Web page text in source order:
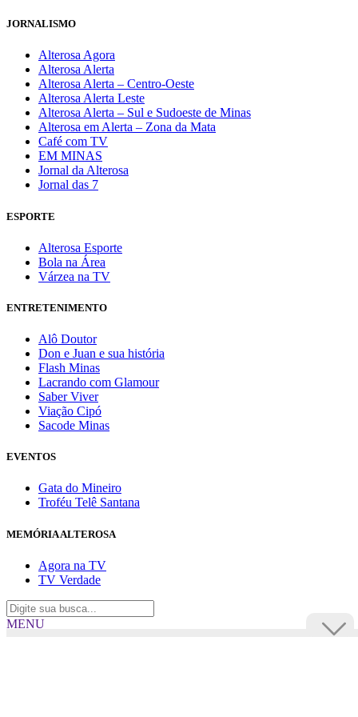
JORNALISMO
Alterosa Agora
Alterosa Alerta
Alterosa Alerta – Centro-Oeste
Alterosa Alerta Leste
Alterosa Alerta – Sul e Sudoeste de Minas
Alterosa em Alerta – Zona da Mata
Café com TV
EM MINAS
Jornal da Alterosa
Jornal das 7
ESPORTE
Alterosa Esporte
Bola na Área
Várzea na TV
ENTRETENIMENTO
Alô Doutor
Don e Juan e sua história
Flash Minas
Lacrando com Glamour
Saber Viver
Viação Cipó
Sacode Minas
EVENTOS
Gata do Mineiro
Troféu Telê Santana
MEMÓRIA ALTEROSA
Agora na TV
TV Verdade
MENU